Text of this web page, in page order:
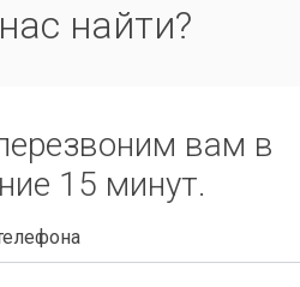
найти?
вам в
15 минут.